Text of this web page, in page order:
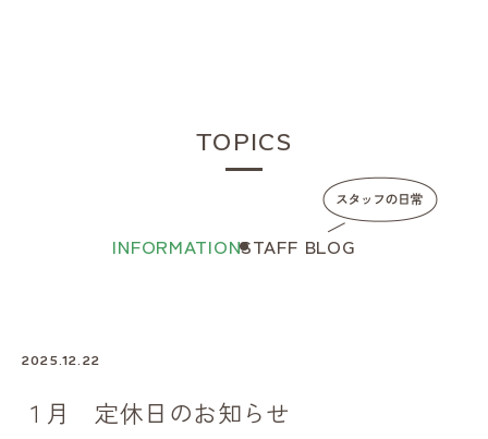
TOPICS
INFORMATIONSTAFF BLOG
2025.12.22
１月 定休日のお知らせ